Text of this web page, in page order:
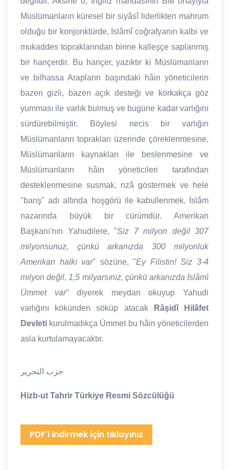
Müslümanların küresel bir siyâsî liderlikten mahrum
olduğu bir konjonktürde, İslâmî coğrafyanın kalbi ve
mukaddes topraklarından birine kalleşçe saplanmış
bir hançerdir. Bu hançer, yazıktır ki Müslümanların
ve bilhassa Arapların başındaki hâin yöneticilerin
bazen gizli, bazen açık desteği ve korkakça göz
yumması ile varlık bulmuş ve bugüne kadar varlığını
sürdürebilmiştir. Böylesi necis bir varlığın
Müslümanların toprakları üzerinde çöreklenmesine,
Müslümanların kaynakları ile beslenmesine ve
Müslümanların hâin yöneticileri tarafından
desteklenmesine susmak, rızâ göstermek ve hele
"barış" adı altında hoşgörü ile kabullenmek, İslâm
nazarında büyük bir cürümdür. Amerikan
Başkanı'nın Yahudilere, "Siz 7 milyon değil 307
milyonsunuz, çünkü arkanızda 300 milyonluk
Amerikan halkı var" sözüne, "Ey Filistin! Siz 3-4
milyon değil, 1,5 milyarsınız, çünkü arkanızda İslâmî
Ümmet var" diyerek meydan okuyup Yahudi
varlığını kökünden söküp atacak
Râşidî Hilâfet
Devleti kurulmadıkça Ümmet bu hâin yöneticilerden
asla kurtulamayacaktır.
حزب التحرير
Hizb-ut Tahrir Türkiye Resmi Sözcülüğü
PDF'i indirmek için tıklayınız